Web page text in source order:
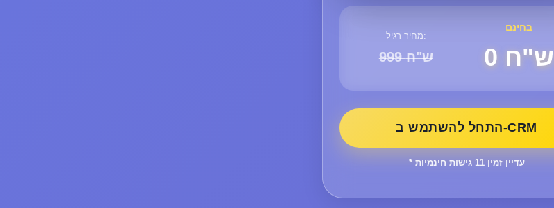
מחיר רגיל:
999 ש"ח
בחינם
0 ש"ח
התחל להשתמש ב-CRM
* עדיין זמין11 גישות חינמיות